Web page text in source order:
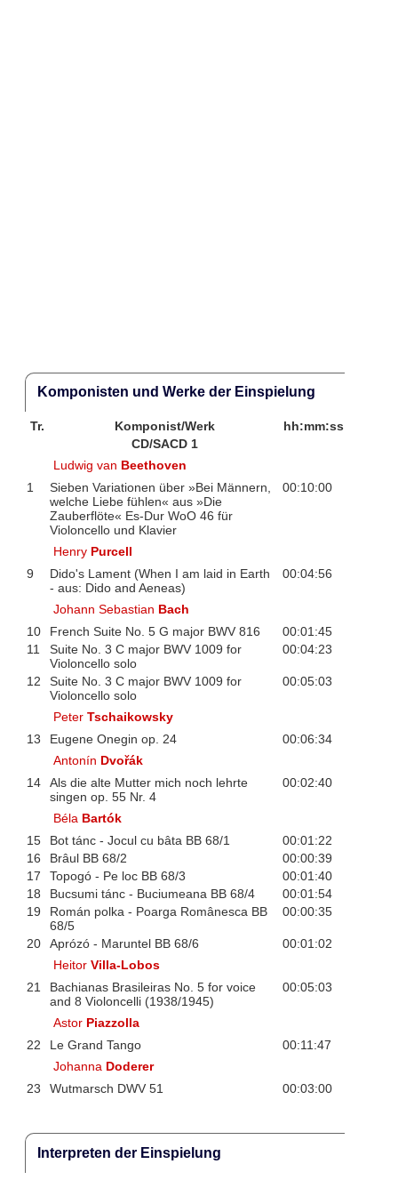
Komponisten und Werke der Einspielung
Tr. Komponist/Werk
hh:mm:ss
CD/SACD 1
Ludwig van Beethoven
1
Sieben Variationen über »Bei Männern,
welche Liebe fühlen« aus »Die
Zauberflöte« Es-Dur WoO 46 für
Violoncello und Klavier
00:10:00
Henry Purcell
9
Dido's Lament (When I am laid in Earth
- aus: Dido and Aeneas)
00:04:56
Johann Sebastian Bach
10
French Suite No. 5 G major BWV 816
00:01:45
11
Suite No. 3 C major BWV 1009 for
Violoncello solo
00:04:23
12
Suite No. 3 C major BWV 1009 for
Violoncello solo
00:05:03
PeterTschaikowsky
13
Eugene Onegin op. 24
00:06:34
Antonín Dvořák
14
Als die alte Mutter mich noch lehrte
singen op. 55 Nr. 4
00:02:40
Béla Bartók
15
Bot tánc - Jocul cu bâta BB 68/1
00:01:22
16
Brâul BB 68/2
00:00:39
17
Topogó - Pe loc BB 68/3
00:01:40
18
Bucsumi tánc - Buciumeana BB 68/4
00:01:54
19
Román polka - Poarga Românesca BB
68/5
00:00:35
20 Aprózó - Maruntel BB 68/6
00:01:02
HeitorVilla-Lobos
21
Bachianas Brasileiras No. 5 for voice
and 8 Violoncelli (1938/1945)
00:05:03
Astor Piazzolla
22
Le Grand Tango
00:11:47
Johanna Doderer
23
Wutmarsch DWV 51 00:03:00
Interpreten der Einspielung